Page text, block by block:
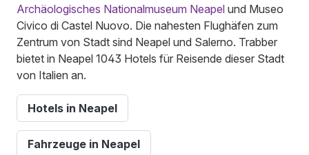
Archäologisches Nationalmuseum Neapel und Museo
Civico di Castel Nuovo. Die nahesten Flughäfen zum
Zentrum von Stadt sind Neapel und Salerno. Trabber
bietet in Neapel 1043 Hotels für Reisende dieser Stadt
von Italien an.
Hotels in Neapel
Fahrzeuge in Neapel